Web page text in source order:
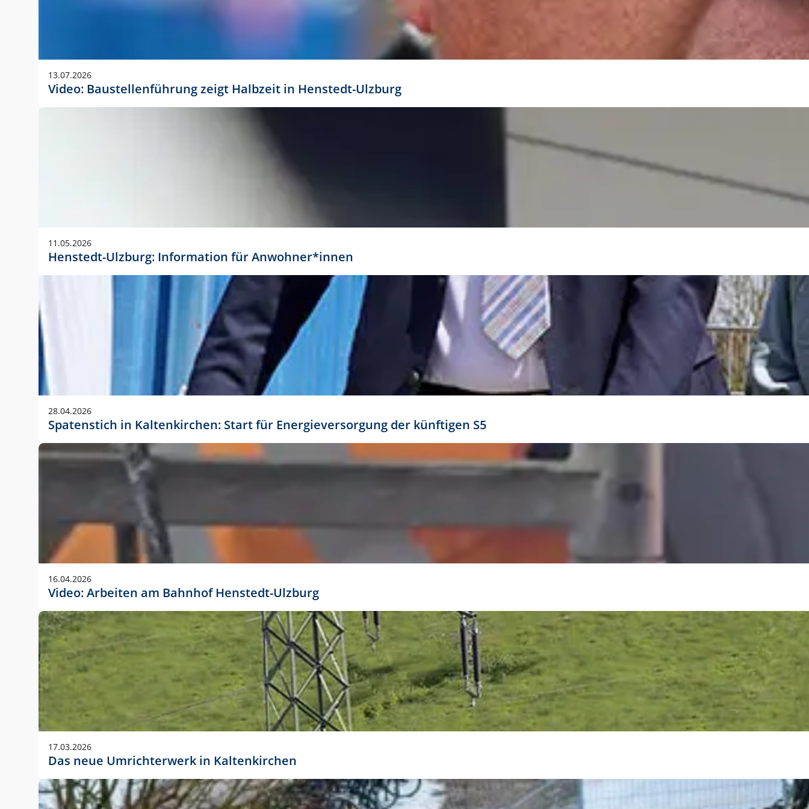
Anwendungsgröße im Layout:
Die Logohöhe beträgt 4 – 10 % der jeweiligen Formathöhe. Daraus ergeben sich für gängige Formate
folgende fest definierte Anwendungsgrößen im Layout:
DIN A3 – 15 mm hoch (5 %)
DIN A1 – 39 mm hoch (5 %)
DIN lang – 10 mm hoch (5 %)
1080 x 1080 px – 78 px hoch (7 %)
In Ausnahmefällen darf das Logo jedoch auch größer oder kleiner gesetzt werden. Dazu bedarf es jedoch
stets der vorherigen Absprache mit der Marketingabteilung.
13.07.2026
Video: Baustellenführung zeigt Halbzeit in Henstedt-Ulzburg
11.05.2026
Henstedt-Ulzburg: Information für Anwohner*innen
28.04.2026
Spatenstich in Kaltenkirchen: Start für Energieversorgung der künftigen S5
16.04.2026
Video: Arbeiten am Bahnhof Henstedt-Ulzburg
17.03.2026
Das neue Umrichterwerk in Kaltenkirchen